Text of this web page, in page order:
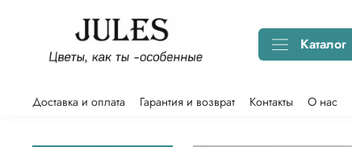
Каталог
Доставка и оплата Гарантия и возврат Контакты О нас